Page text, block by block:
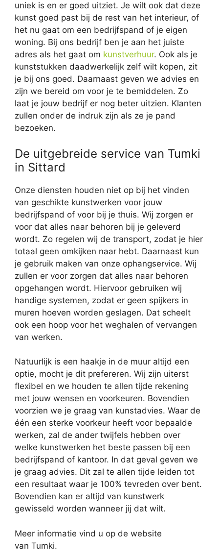
uniek is en er goed uitziet. Je wilt ook dat deze
kunst goed past bij de rest van het interieur, of
het nu gaat om een bedrijfspand of je eigen
woning. Bij ons bedrijf ben je aan het juiste
adres als het gaat om kunstverhuur. Ook als je
kunststukken daadwerkelijk zelf wilt kopen, zit
je bij ons goed. Daarnaast geven we advies en
zijn we bereid om voor je te bemiddelen. Zo
laat je jouw bedrijf er nog beter uitzien. Klanten
zullen onder de indruk zijn als ze je pand
bezoeken.
De uitgebreide service van Tumki
in Sittard
Onze diensten houden niet op bij het vinden
van geschikte kunstwerken voor jouw
bedrijfspand of voor bij je thuis. Wij zorgen er
voor dat alles naar behoren bij je geleverd
wordt. Zo regelen wij de transport, zodat je hier
totaal geen omkijken naar hebt. Daarnaast kun
je gebruik maken van onze ophangservice. Wij
zullen er voor zorgen dat alles naar behoren
opgehangen wordt. Hiervoor gebruiken wij
handige systemen, zodat er geen spijkers in
muren hoeven worden geslagen. Dat scheelt
ook een hoop voor het weghalen of vervangen
van werken.
Natuurlijk is een haakje in de muur altijd een
optie, mocht je dit prefereren. Wij zijn uiterst
flexibel en we houden te allen tijde rekening
met jouw wensen en voorkeuren. Bovendien
voorzien we je graag van kunstadvies. Waar de
één een sterke voorkeur heeft voor bepaalde
werken, zal de ander twijfels hebben over
welke kunstwerken het beste passen bij een
bedrijfspand of kantoor. In dat geval geven we
je graag advies. Dit zal te allen tijde leiden tot
een resultaat waar je 100% tevreden over bent.
Bovendien kan er altijd van kunstwerk
gewisseld worden wanneer jij dat wilt.
Meer informatie vind u op de website
van Tumki.